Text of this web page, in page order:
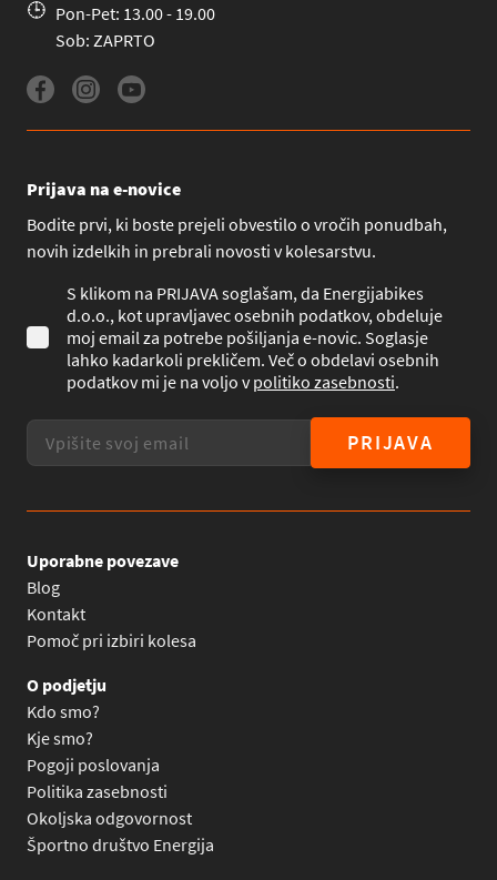
Pon-Pet: 13.00 - 19.00
Sob: ZAPRTO
Prijava na e-novice
Bodite prvi, ki boste prejeli obvestilo o vročih ponudbah,
novih izdelkih in prebrali novosti v kolesarstvu.
S klikom na PRIJAVA soglašam, da Energijabikes
d.o.o., kot upravljavec osebnih podatkov, obdeluje
moj email za potrebe pošiljanja e-novic. Soglasje
lahko kadarkoli prekličem. Več o obdelavi osebnih
podatkov mi je na voljo vpolitiko zasebnosti.
PRIJAVA
Uporabne povezave
Blog
Kontakt
Pomoč pri izbiri kolesa
O podjetju
Kdo smo?
Kje smo?
Pogoji poslovanja
Politika zasebnosti
Okoljska odgovornost
Športno društvo Energija